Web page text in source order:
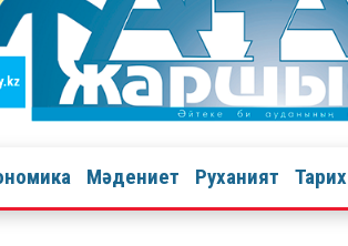
Мәдениет Руханият Тарих